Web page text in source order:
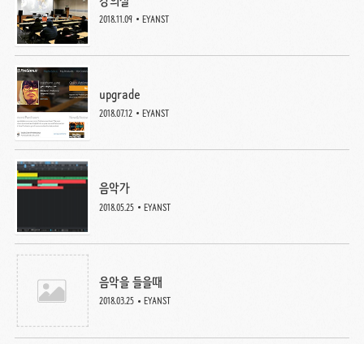
2018.11.09 EYANST
upgrade
2018.07.12 EYANST
음악가
2018.05.25 EYANST
음악을 들을때
2018.03.25 EYANST